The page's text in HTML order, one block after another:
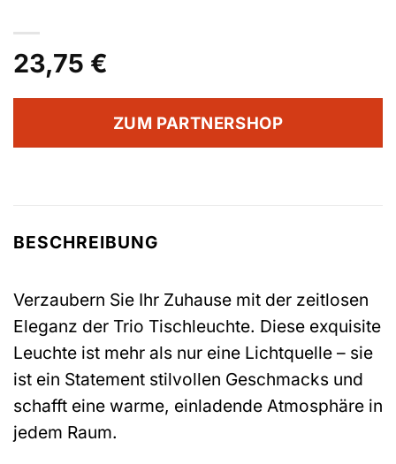
23,75 €
ZUM PARTNERSHOP
BESCHREIBUNG
Verzaubern Sie Ihr Zuhause mit der zeitlosen
Eleganz der Trio Tischleuchte. Diese exquisite
Leuchte ist mehr als nur eine Lichtquelle – sie
ist ein Statement stilvollen Geschmacks und
schafft eine warme, einladende Atmosphäre in
jedem Raum.